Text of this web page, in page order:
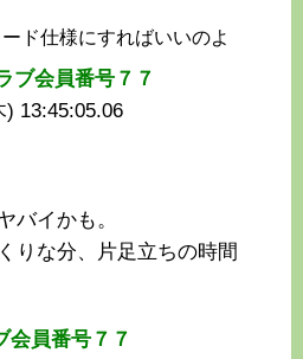
ド仕様にすればいいのよ
ブ会員番号７７
) 13:45:05.06
バイかも。
りな分、片足立ちの時間
会員番号７７